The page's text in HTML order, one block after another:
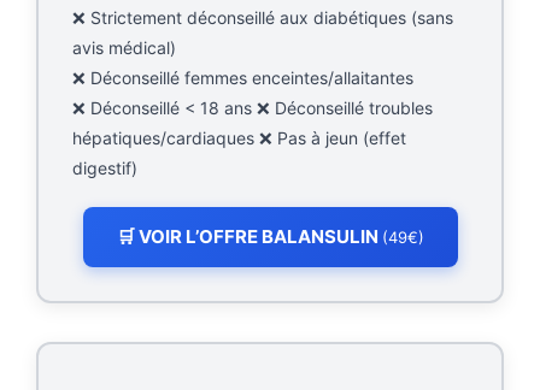
❌ Strictement déconseillé aux diabétiques (sans
avis médical)
❌ Déconseillé femmes enceintes/allaitantes
❌ Déconseillé < 18 ans ❌ Déconseillé troubles
hépatiques/cardiaques ❌ Pas à jeun (effet
digestif)
🛒 VOIR L’OFFRE BALANSULIN (49€)